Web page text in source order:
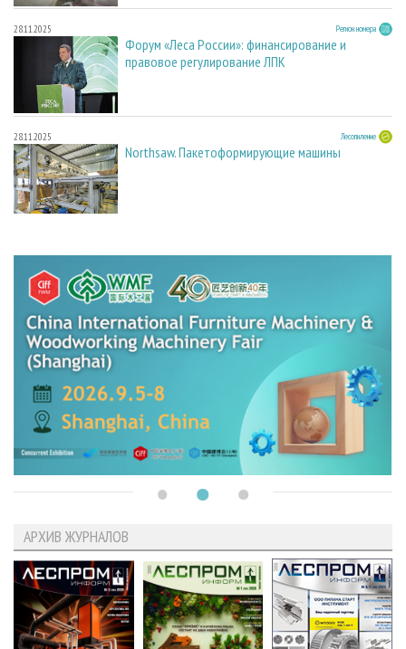
28.11.2025 Регион номера
Форум «Леса России»: финансирование и
правовое регулирование ЛПК
28.11.2025 Лесопиление
Northsaw. Пакетоформирующие машины
АРХИВ ЖУРНАЛОВ